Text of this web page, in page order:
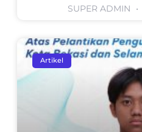
SUPER ADMIN
Artikel